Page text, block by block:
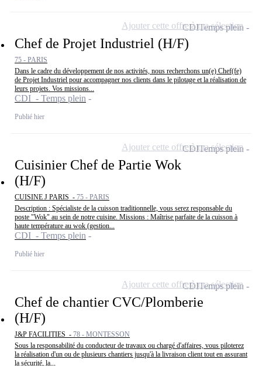
Chef de Projet Industriel (H/F)
75 - PARIS
Dans le cadre du développement de nos activités, nous recherchons un(e) Chef(fe)
de Projet Industriel pour accompagner nos clients dans le pilotage et la réalisation de
leurs projets. Vos missions...
CDI - Temps plein
Publié hier
CDITemps plein
Ajouter cette offre à ma sélection
Cuisinier Chef de Partie Wok
(H/F)
CUISINE J PARIS - 75 - PARIS
Description : Spécialiste de la cuisson traditionnelle, vous serez responsable du
poste "Wok" au sein de notre cuisine. Missions : Maîtrise parfaite de la cuisson à
haute température au wok (gestion...
CDI - Temps plein
Publié hier
CDITemps plein
Ajouter cette offre à ma sélection
Chef de chantier CVC/Plomberie
(H/F)
J&P FACILITIES - 78 - MONTESSON
Sous la responsabilité du conducteur de travaux ou chargé d'affaires, vous piloterez
la réalisation d'un ou de plusieurs chantiers jusqu'à la livraison client tout en assurant
la sécurité, la...
CDITemps plein
Ajouter cette offre à ma sélection